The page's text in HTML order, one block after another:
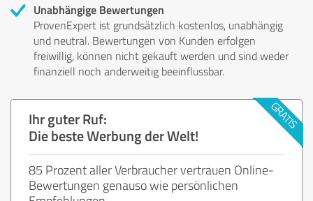
Unabhängige Bewertungen
ProvenExpert ist grundsätzlich kostenlos, unabhängig
und neutral. Bewertungen von Kunden erfolgen
freiwillig, können nicht gekauft werden und sind weder
finanziell noch anderweitig beeinflussbar.
Ihr guter Ruf:
Die beste Werbung der Welt!
85 Prozent aller Verbraucher vertrauen Online-
Bewertungen genauso wie persönlichen